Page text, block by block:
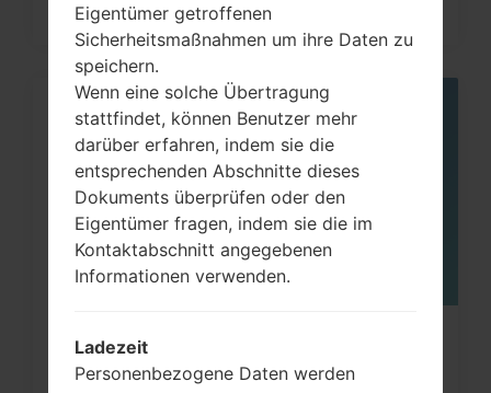
Wie kann man die
Werkseinstellungen durch Code
Eigentümer getroffenen
Sicherheitsmaßnahmen um ihre Daten zu
speichern.
Wenn eine solche Übertragung
stattfindet, können Benutzer mehr
darüber erfahren, indem sie die
entsprechenden Abschnitte dieses
Dokuments überprüfen oder den
Eigentümer fragen, indem sie die im
Kontaktabschnitt angegebenen
Informationen verwenden.
Ladezeit
Personenbezogene Daten werden